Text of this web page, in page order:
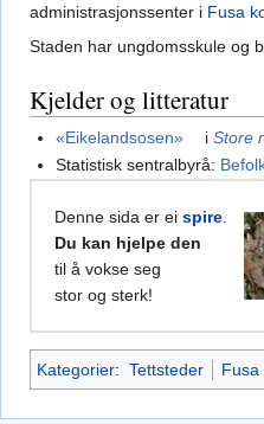
til
navigering
til
søk
administrasjonssenter i Fusa
Staden har ungdomsskule og
Kjelder og litteratur
«Eikelandsosen» iStore
Statistisk sentralbyrå:
Denne sida er ei spire.
Du kan hjelpe den
til å vokse seg
stor og sterk!
Kategorier: Tettsteder Fusa